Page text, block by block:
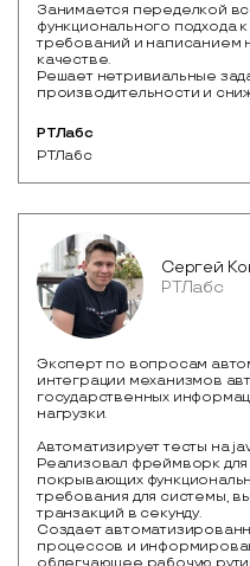
Занимается переделкой
функционального подхода
требований и написанием
качестве.
Решает нетривиальные
производительности и
РТЛабс
РТЛабс
Сергей
РТЛабс
Эксперт по вопросам
интеграции механизмов
государственных
нагрузки.
Автоматизирует тесты на
Реализовал фреймворк
покрывающих
требования для системы,
транзакций в секунду.
Создает
процессов и